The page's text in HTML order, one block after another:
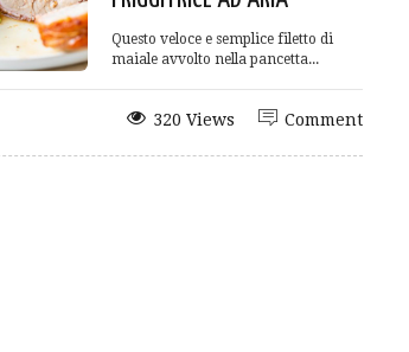
Questo veloce e semplice filetto di
maiale avvolto nella pancetta...
Comment
320 Views